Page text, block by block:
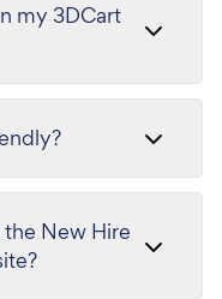
my 3DCart
New Hire